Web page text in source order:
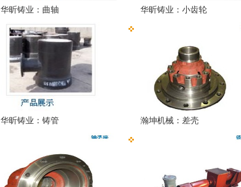
华昕铸业：曲轴 华昕铸业：小齿轮
华昕铸业：铸管 瀚坤机械：差壳